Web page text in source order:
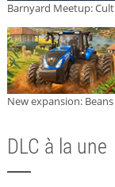
Barnyard Meetup:
New expansion:
DLC à la une